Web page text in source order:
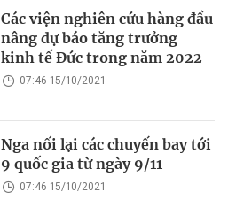
Các viện nghiên cứu hàng đầu
nâng dự báo tăng trưởng
kinh tế Đức trong năm 2022
07:46 15/10/2021
Nga nối lại các chuyến bay tới
9 quốc gia từ ngày 9/11
07:46 15/10/2021